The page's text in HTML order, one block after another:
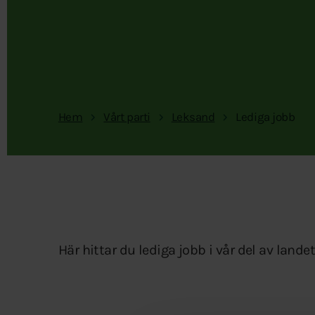
Hem Vårt parti Leksand Lediga jobb
Här hittar du lediga jobb i vår del av